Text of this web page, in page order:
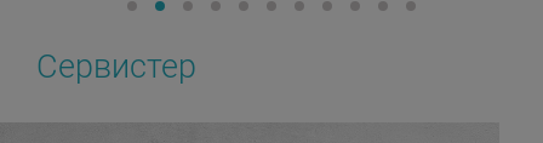
Сервистер